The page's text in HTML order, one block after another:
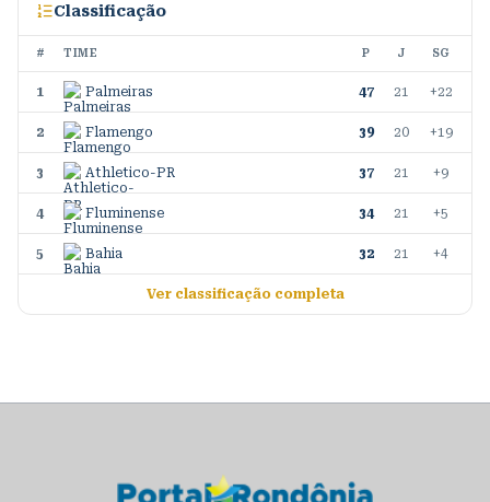
Classificação
# TIME P J SG
1 Palmeiras 47 21 +22
2 Flamengo 39 20 +19
3 Athletico-PR 37 21 +9
4 Fluminense 34 21 +5
5 Bahia 32 21 +4
Ver classificação completa